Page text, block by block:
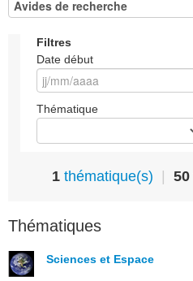
Filtres
Date début
Thématique
1 thématique(s) 50
Thématiques
Sciences et Espace